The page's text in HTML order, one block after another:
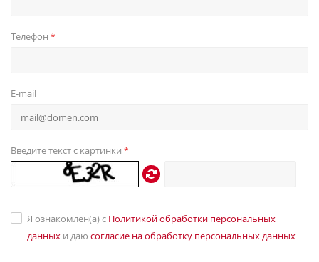
Телефон *
E-mail
Введите текст с картинки *
Я ознакомлен(а) с Политикой обработки персональных
данных и даю согласие на обработку персональных данных